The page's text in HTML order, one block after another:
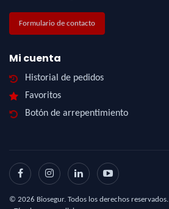
Formulario de contacto
Mi cuenta
Historial de pedidos
Favoritos
Botón de arrepentimiento
© 2026 Biosegur. Todos los derechos reservados.